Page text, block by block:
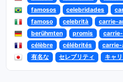
famosos
celebridades
famoso
celebrità
carrie-
berühmten
promis
célèbre
célébrités
carrie-
有名な
セレブリティ キャ